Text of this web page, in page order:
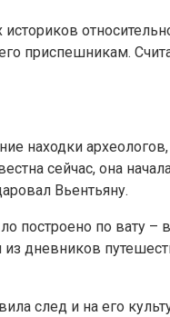
приспешникам.
находки
сейчас, она
Вьентьяну.
построено по вату
из дневников
след и на его